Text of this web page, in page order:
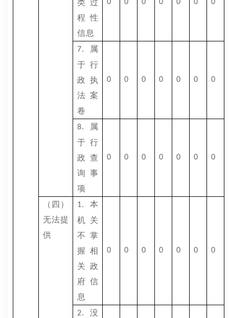
类过
程性
信息
0 0 0 0 0 0 0
7. 属
于行
政执
法案
卷
0 0 0 0 0 0 0
8. 属
于行
政查
询事
项
0 0 0 0 0 0 0
（四）
无法提
供
1. 本
机关
不掌
握相
关政
府信
息
0 0 0 0 0 0 0
2. 没